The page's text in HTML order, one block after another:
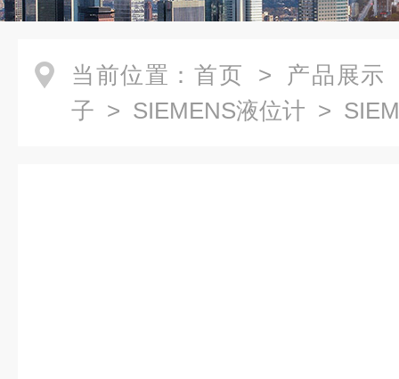
当前位置： 首页 > 产品展示
子 > SIEMENS液位计 >